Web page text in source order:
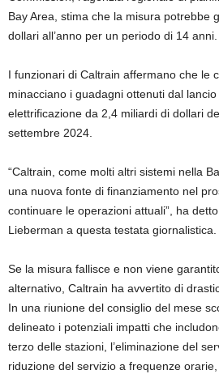
Bay Area, stima che la misura potrebbe
dollari all’anno per un periodo di 14 anni.
I funzionari di Caltrain affermano che le
minacciano i guadagni ottenuti dal
elettrificazione da 2,4 miliardi di dollari
settembre 2024.
“Caltrain, come molti altri sistemi nella
una nuova fonte di finanziamento nel
continuare le operazioni attuali”, ha
Lieberman a questa testata giornalistica.
Se la misura fallisce e non viene
alternativo, Caltrain ha avvertito di
In una riunione del consiglio del mese
delineato i potenziali impatti che
terzo delle stazioni, l’eliminazione del
riduzione del servizio a frequenze